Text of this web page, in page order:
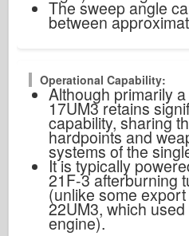
The sweep angle
between
Operational Capability:
Although primarily
17UM3 retains
capability, sharing
hardpoints and
systems of the
It is typically
21F-3 afterburning
(unlike some
22UM3, which
engine).